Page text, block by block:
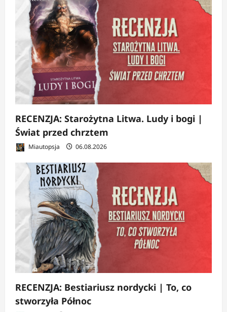
RECENZJA: Starożytna Litwa. Ludy i bogi |
Świat przed chrztem
Miautopsja 06.08.2026
RECENZJA: Bestiariusz nordycki | To, co
stworzyła Północ